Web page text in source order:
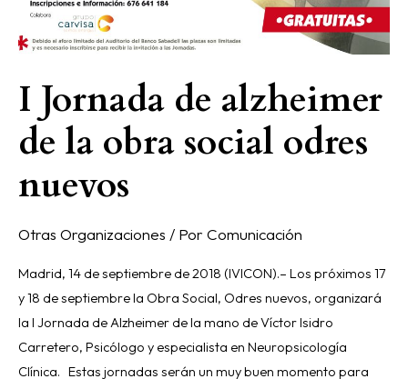
I Jornada de alzheimer
de la obra social odres
nuevos
Otras Organizaciones / Por Comunicación
Madrid, 14 de septiembre de 2018 (IVICON).– Los próximos 17
y 18 de septiembre la Obra Social, Odres nuevos, organizará
la I Jornada de Alzheimer de la mano de Víctor Isidro
Carretero, Psicólogo y especialista en Neuropsicología
Clínica. Estas jornadas serán un muy buen momento para
obra
social
nuevos